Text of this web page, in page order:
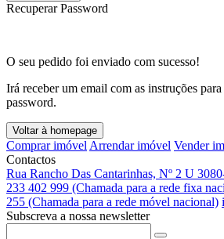
Recuperar Password
O seu pedido foi enviado com sucesso!
Irá receber um email com as instruções para
password.
Voltar à homepage
Comprar imóvel Arrendar imóvel Vender
Contactos
Rua Rancho Das Cantarinhas, Nº 2 U
233 402 999 (Chamada para a rede fixa
255 (Chamada para a rede móvel nacional)
Subscreva a nossa newsletter